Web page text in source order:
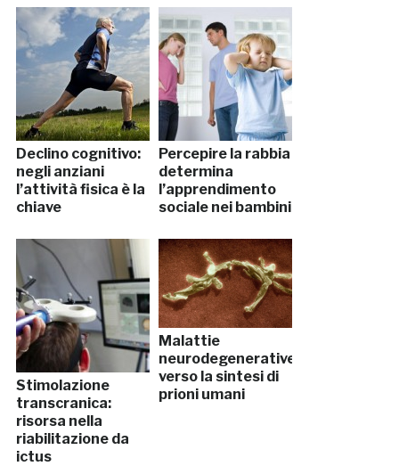
Declino cognitivo:
negli anziani
l’attività fisica è la
chiave
Percepire la rabbia
determina
l’apprendimento
sociale nei bambini
Stimolazione
transcranica:
risorsa nella
riabilitazione da
ictus
Malattie
neurodegenerative:
verso la sintesi di
prioni umani